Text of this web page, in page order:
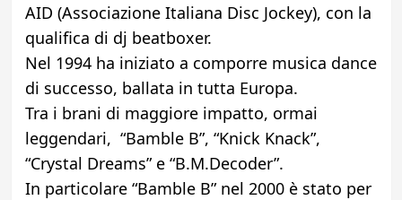
AID (Associazione Italiana Disc Jockey), con la
qualifica di dj beatboxer.
Nel 1994 ha iniziato a comporre musica dance
di successo, ballata in tutta Europa.
Tra i brani di maggiore impatto, ormai
leggendari, “Bamble B”, “Knick Knack”,
“Crystal Dreams” e “B.M.Decoder”.
In particolare “Bamble B” nel 2000 è stato per